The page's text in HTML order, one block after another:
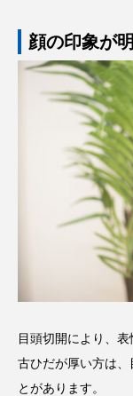
顔の印象が
目頭切開により、
古ひだが厚い方は
とがあります。